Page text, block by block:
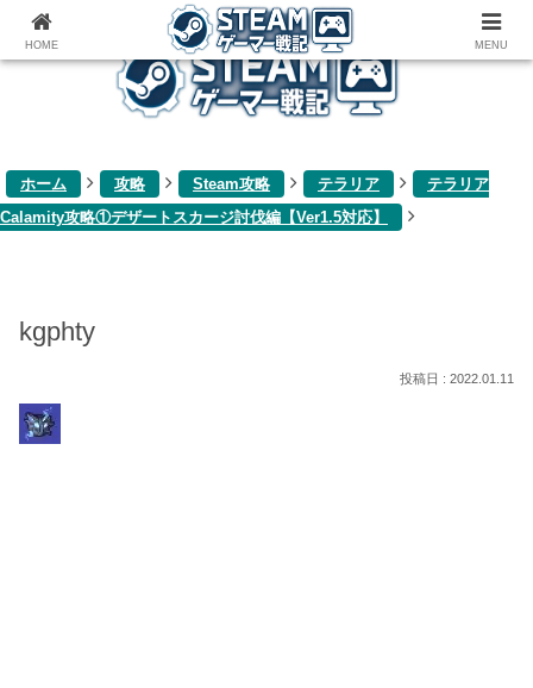
ゲーム関連雑記ブログ
ホーム 攻略 Steam攻略 テラリア
テラリア
Calamity攻略①デザートスカージ討伐編【Ver1.5対応】
kgphty
2022.01.11
HOME MENU